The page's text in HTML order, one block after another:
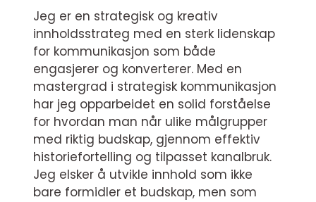
Jeg er en strategisk og kreativ
innholdsstrateg med en sterk lidenskap
for kommunikasjon som både
engasjerer og konverterer. Med en
mastergrad i strategisk kommunikasjon
har jeg opparbeidet en solid forståelse
for hvordan man når ulike målgrupper
med riktig budskap, gjennom effektiv
historiefortelling og tilpasset kanalbruk.
Jeg elsker å utvikle innhold som ikke
bare formidler et budskap, men som